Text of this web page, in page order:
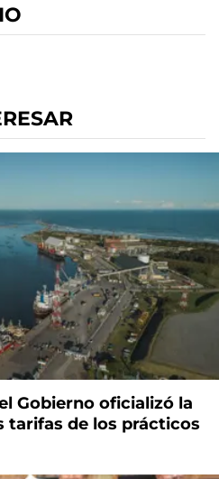
Gobierno oficializó la
tarifas de los prácticos